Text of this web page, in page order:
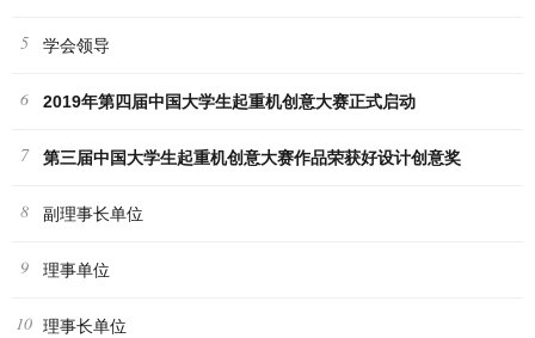
5 学会领导
6 2019年第四届中国大学生起重机创意大赛正式启动
7 第三届中国大学生起重机创意大赛作品荣获好设计创意奖
8 副理事长单位
9 理事单位
10 理事长单位